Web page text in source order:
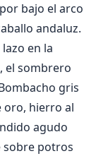
bajo el arco
andaluz.
en la
el sombrero
gris
oro, hierro al
agudo
sobre potros